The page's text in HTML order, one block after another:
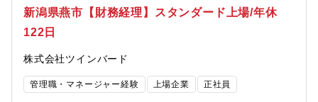
いて】まいたけ業界NO.1のユキグニファクトリー。健康志向の高
まりがあり、まいたけの需要が拡大しております。同社は日本で
最大のまいたけ生産量を誇るトップメーカーです。当社の生産し
康」です。食べて頂いたお客様の健康を願い、安全・安心でおい
しい商品づくりに励んでいます。看板商品である、まいたけは、
食感の良さが一口でわかるプレミアムな”まいたけ「極」”に全面リ
新潟県燕市【財務経理】スタンダード上場/年休
122日
株式会社ツインバード
管理職・マネージャー経験 上場企業 正社員